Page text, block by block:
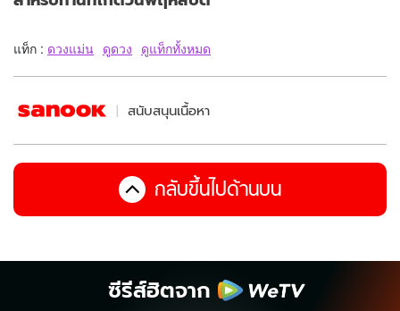
แท็ก : ดวงแม่น ดูดวง ดูแท็กทั้งหมด
สนับสนุนเนื้อหา
กลับขึ้นไปด้านบน
ซีรีส์ฮิตจาก